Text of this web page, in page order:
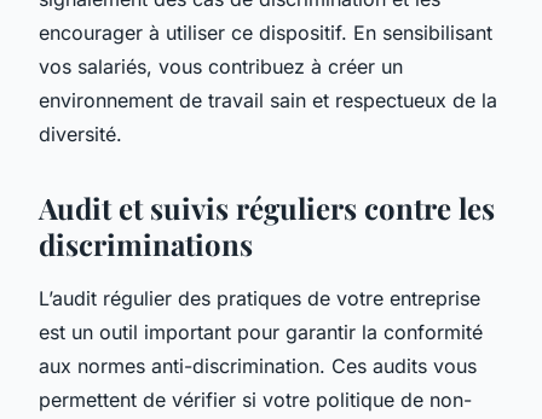
encourager à utiliser ce dispositif. En sensibilisant
vos salariés, vous contribuez à créer un
environnement de travail sain et respectueux de la
diversité.
Audit et suivis réguliers contre les
discriminations
L’audit régulier des pratiques de votre entreprise
est un outil important pour garantir la conformité
aux normes anti-discrimination. Ces audits vous
permettent de vérifier si votre politique de non-